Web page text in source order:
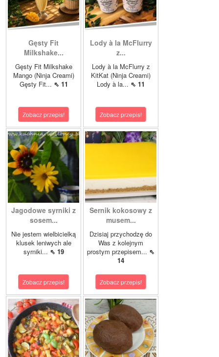
Gęsty Fit
Milkshake...
Gęsty Fit Milkshake
Mango (Ninja Creami)
Gęsty Fit... ⇖ 11
Zobacz przepis!
Lody à la McFlurry
z...
Lody à la McFlurry z
KitKat (Ninja Creami)
Lody à la... ⇖ 11
Zobacz przepis!
Jagodowe syrniki z
sosem...
Nie jestem wielbicielką
klusek leniwych ale
syrniki... ⇖ 19
Zobacz przepis!
Sernik kokosowy z
musem...
Dzisiaj przychodzę do
Was z kolejnym
prostym przepisem... ⇖
14
Zobacz przepis!